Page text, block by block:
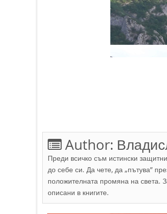
Author:
Преди всичко съм истински
до себе си. Да чете, да „пътува”
положителната промяна на света.
описани в книгите.